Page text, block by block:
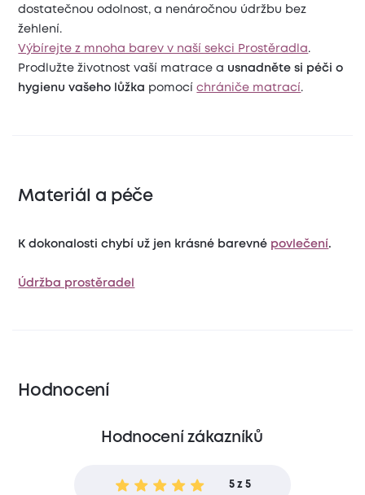
dostatečnou odolnost, a nenáročnou údržbu bez
žehlení.
Výbírejte z mnoha barev v naší sekci Prostěradla .
Prodlužte životnost vaší matrace a usnadněte si péči o
hygienu vašeho lůžka
pomocíchrániče matrací .
Materiál a péče
K dokonalosti chybí už jen krásné barevné povlečení.
Údržba prostěradel
Hodnocení
Hodnocení zákazníků
5 z 5